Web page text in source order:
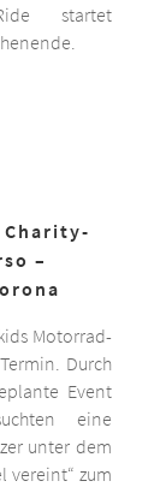
startet
Charity-
–
Motorrad-
Durch
Event
eine
unter dem
vereint“ zum